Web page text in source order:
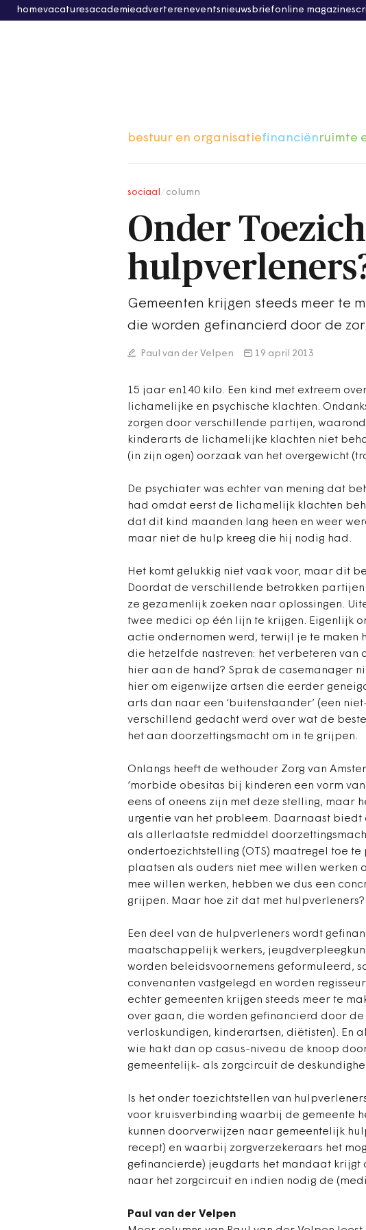
homevacaturesacademieadvertereneventsnieuwsbriefonline magazine
bestuur en organisatiefinanciënruimte
sociaal column
Onder
Gemeenten krijgen steeds meer te
die worden gefinancierd door de
Paul van der Velpen 19 april 2013
15 jaar en140 kilo. Een kind met extreem
lichamelijke en psychische klachten.
zorgen door verschillende partijen,
kinderarts de lichamelijke klachten niet
(in zijn ogen) oorzaak van het overgewicht
De psychiater was echter van mening dat
had omdat eerst de lichamelijk klachten
dat dit kind maanden lang heen en weer
maar niet de hulp kreeg die hij nodig had.
Het komt gelukkig niet vaak voor, maar dit
Doordat de verschillende betrokken
ze gezamenlijk zoeken naar oplossingen.
twee medici op één lijn te krijgen. Eigenlijk
actie ondernomen werd, terwijl je te maken
die hetzelfde nastreven: het verbeteren van
hier aan de hand? Sprak de casemanager
hier om eigenwijze artsen die eerder
arts dan naar een ‘buitenstaander’ (een
verschillend gedacht werd over wat de
het aan doorzettingsmacht om in te grijpen.
Onlangs heeft de wethouder Zorg van
‘morbide obesitas bij kinderen een vorm
eens of oneens zijn met deze stelling, maar
urgentie van het probleem. Daarnaast
als allerlaatste redmiddel
ondertoezichtstelling (OTS) maatregel toe te
plaatsen als ouders niet mee willen werken
mee willen werken, hebben we dus een
grijpen. Maar hoe zit dat met hulpverleners?
Een deel van de hulpverleners wordt
maatschappelijk werkers,
worden beleidsvoornemens geformuleerd,
convenanten vastgelegd en worden
echter gemeenten krijgen steeds meer te
over gaan, die worden gefinancierd door de
verloskundigen, kinderartsen, diëtisten). En
wie hakt dan op casus-niveau de knoop
gemeentelijk- als zorgcircuit de
Is het onder toezichtstellen van
voor kruisverbinding waarbij de gemeente
kunnen doorverwijzen naar gemeentelijk
recept) en waarbij zorgverzekeraars het
gefinancierde) jeugdarts het mandaat krijgt
naar het zorgcircuit en indien nodig de
Paul van der Velpen